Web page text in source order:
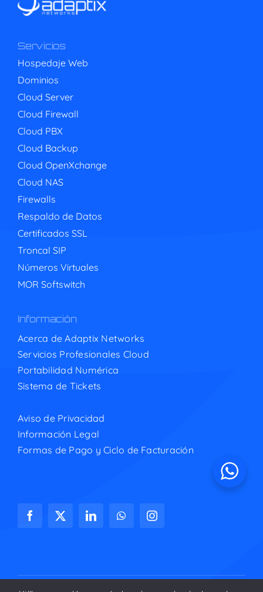
Servicios
Hospedaje Web
Dominios
Cloud Server
Cloud Firewall
Cloud PBX
Cloud Backup
Cloud OpenXchange
Cloud NAS
Firewalls
Respaldo de Datos
Certificados SSL
Troncal SIP
Números Virtuales
MOR Softswitch
Información
Acerca de Adaptix Networks
Servicios Profesionales Cloud
Portabilidad Numérica
Sistema de Tickets
Aviso de Privacidad
Información Legal
Formas de Pago y Ciclo de Facturación